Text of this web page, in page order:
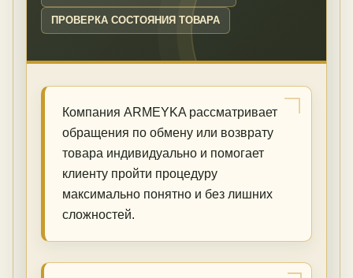
ПРОВЕРКА СОСТОЯНИЯ ТОВАРА
Компания ARMEYKA рассматривает
обращения по обмену или возврату
товара индивидуально и помогает
клиенту пройти процедуру
максимально понятно и без лишних
сложностей.